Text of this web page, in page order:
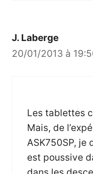
J. Laberge
20/01/2013 à
Les tablettes
Mais, de
ASK750SP, je
est poussive